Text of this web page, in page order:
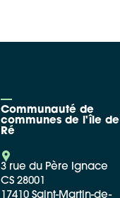
Communauté de
communes de l'île de
Ré
3 rue du Père Ignace
CS 28001
17410 Saint-Martin-de-